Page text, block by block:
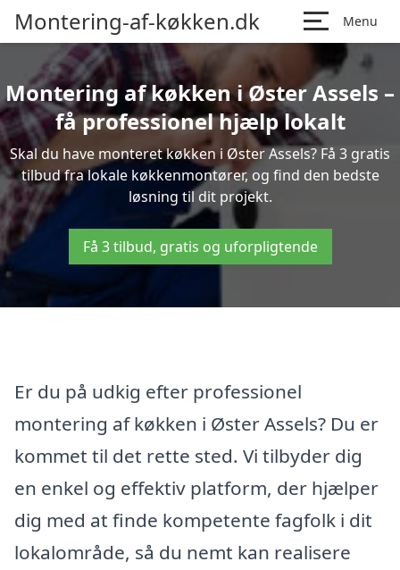
Montering-af-køkken.dk Menu
Montering af køkken i Øster Assels –
få professionel hjælp lokalt
Skal du have monteret køkken i Øster Assels? Få 3 gratis
tilbud fra lokale køkkenmontører, og find den bedste
løsning til dit projekt.
Få 3 tilbud, gratis og uforpligtende
Er du på udkig efter professionel
montering af køkken i Øster Assels? Du er
kommet til det rette sted. Vi tilbyder dig
en enkel og effektiv platform, der hjælper
dig med at finde kompetente fagfolk i dit
lokalområde, så du nemt kan realisere